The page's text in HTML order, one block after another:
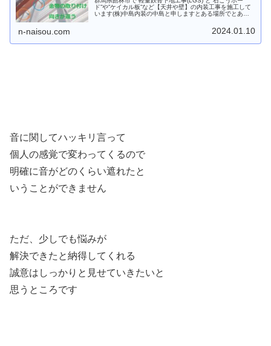
ド”や”ケイカル板”など【天井や壁】の内装工事を施工して
います(株)中島内装の中島と申しますとある場所でとある
n-naisou.com 2024.01.10
音に関してハッキリ言って
個人の感覚で変わってくるので
明確に音がどのくらい遮れたと
いうことができません
ただ、少しでも悩みが
解決できたと納得してくれる
誠意はしっかりと見せていきたいと
思うところです